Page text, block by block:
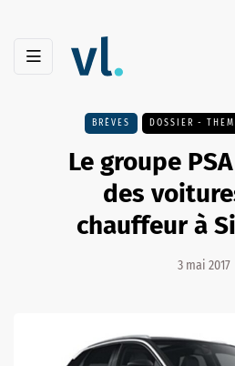
BRÈVES DOSSIER -
Le groupe
des
chauffeur à
3 mai 2017